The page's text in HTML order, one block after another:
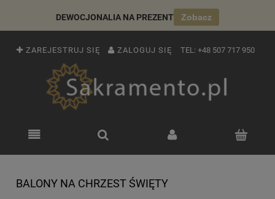
DEWOCJONALIA NA PREZENT Zobacz
ZAREJESTRUJ SIĘ ZALOGUJ SIĘ TEL: +48 507 717 950
BALONY NA CHRZEST ŚWIĘTY